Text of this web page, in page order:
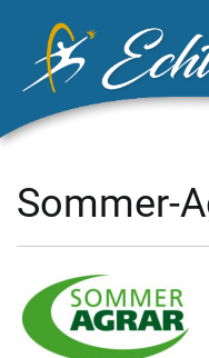
springen
Echt Guat
Wirtschaftsregion Tor
Sommer-